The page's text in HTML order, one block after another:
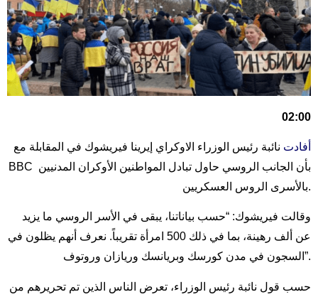
02:00
أفادت نائبة رئيس الوزراء الاوكراي إيرينا فيريشوك في المقابلة مع
BBC بأن الجانب الروسي حاول تبادل المواطنين الأوكران المدنيين
بالأسرى الروس العسكريين.
وقالت فيريشوك: “حسب بياناتنا، يبقى في الأسر الروسي ما يزيد
عن ألف رهينة، بما في ذلك 500 امرأة تقريباً. نعرف أنهم يظلون في
السجون في مدن كورسك وبريانسك وريازان وروتوف”.
حسب قول نائبة رئيس الوزراء، تعرض الناس الذين تم تحريرهم من